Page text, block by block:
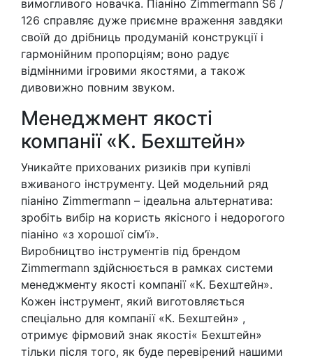
вимогливого новачка. Піаніно Zimmermann S6 /
126 справляє дуже приємне враження завдяки
своїй до дрібниць продуманій конструкції і
гармонійним пропорціям; воно радує
відмінними ігровими якостями, a також
дивовижно повним звуком.
Менеджмент якості
компанії «К. Бехштейн»
Уникайте прихованих ризиків при купівлі
вживаного інструменту. Цей модельний ряд
піаніно Zimmermann – ідеальна альтернатива:
зробіть вибір на користь якісного і недорогого
піаніно «з хорошої сім’ї».
Виробництво інструментів під брендом
Zimmermann здійснюється в рамках системи
менеджменту якості компанії «К. Бехштейн».
Кожен інструмент, який виготовляється
спеціально для компанії «К. Бехштейн» ,
отримує фірмовий знак якості« Бехштейн»
тільки після того, як буде перевірений нашими